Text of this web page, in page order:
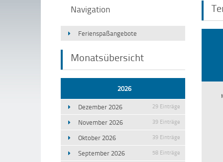
Navigation
Ferienspaßangebote
Monatsübersicht
2026
Dezember 2026 29 Einträge
November 2026 39 Einträge
Oktober 2026 39 Einträge
September 2026 58 Einträge